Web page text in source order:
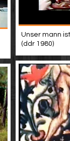
Unser mann
(ddr 1980)